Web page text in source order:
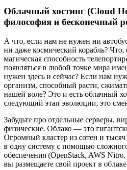
Облачный хостинг (Cloud
философия и бесконечный
А что, если нам не нужен ни
ни даже космический корабль?
магическая способность
появляться в любой точке мира
нужен здесь и сейчас? Если нам
организм, способный расти,
нашей воле? Это и есть облачный
следующий этап эволюции, это
Забудьте про отдельные серверы,
физические. Облако — это
Огромный кластер из сотен и
в одну систему с помощью
обеспечения (OpenStack, AWS
вы размещаете свой проект в